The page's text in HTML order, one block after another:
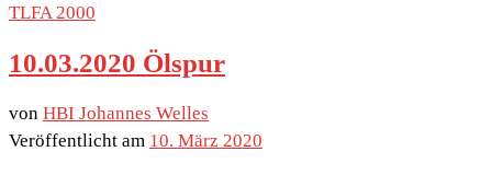
TLFA 2000
10.03.2020 Ölspur
von HBI Johannes Welles
Veröffentlicht am 10. März 2020